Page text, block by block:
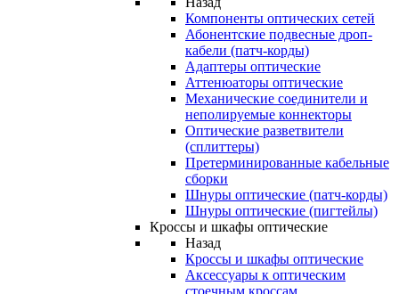
Компоненты оптических сетей
Абонентские подвесные дроп-
кабели (патч-корды)
Адаптеры оптические
Аттенюаторы оптические
Механические соединители и
неполируемые коннекторы
Оптические разветвители
(сплиттеры)
Претерминированные кабельные
сборки
Шнуры оптические (патч-корды)
Шнуры оптические (пигтейлы)
Кроссы и шкафы оптические
Назад
Кроссы и шкафы оптические
Аксессуары к оптическим
стоечным кроссам